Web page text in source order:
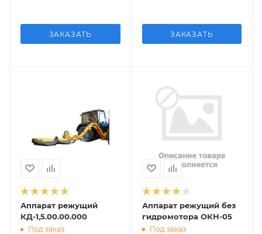
ЗАКАЗАТЬ ЗАКАЗАТЬ
Аппарат режущий
КД-1,5.00.00.000
Под заказ
Аппарат режущий без
гидромотора ОКН-05
Под заказ